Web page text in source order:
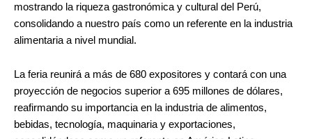
mostrando la riqueza gastronómica y cultural del Perú,
consolidando a nuestro país como un referente en la industria
alimentaria a nivel mundial.
La feria reunirá a más de 680 expositores y contará con una
proyección de negocios superior a 695 millones de dólares,
reafirmando su importancia en la industria de alimentos,
bebidas, tecnología, maquinaria y exportaciones,